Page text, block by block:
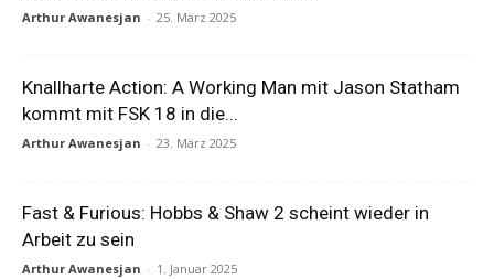
Arthur Awanesjan - 25. März 2025
Knallharte Action: A Working Man mit Jason Statham
kommt mit FSK 18 in die...
Arthur Awanesjan - 23. März 2025
Fast & Furious: Hobbs & Shaw 2 scheint wieder in
Arbeit zu sein
Arthur Awanesjan - 1. Januar 2025